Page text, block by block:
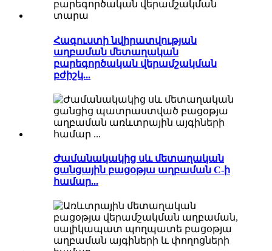
Հագուստի նվիրատվության
աղբաման մետաղական
բարեգործական վերամշակման
բժիշկ...
Ժամանակակից սև մետաղական
ցանցային բացօթյա աղբաման C-ի
համար...